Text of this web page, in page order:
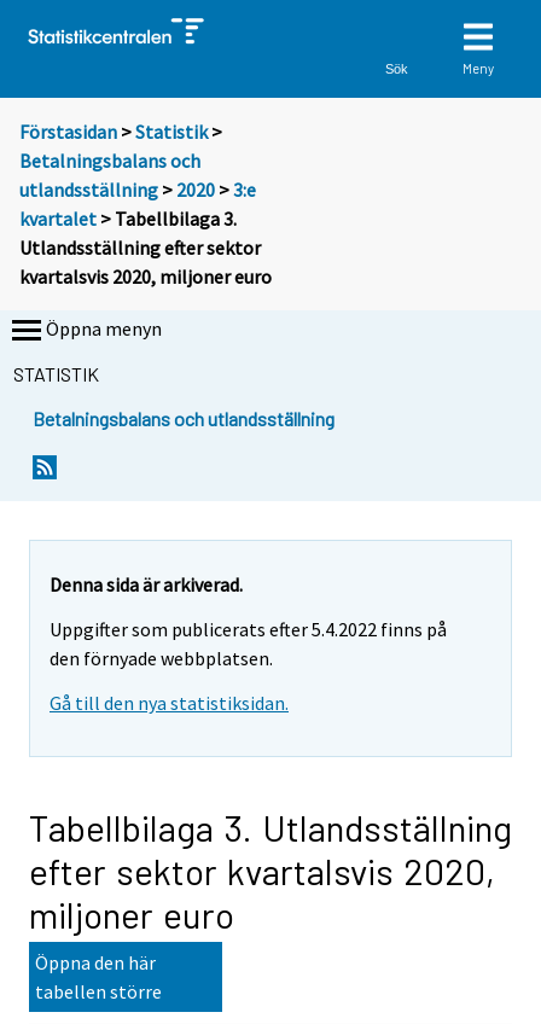
Sök Meny
Förstasidan >Statistik >
Betalningsbalans och
utlandsställning > 2020 >3:e
kvartalet > Tabellbilaga 3.
Utlandsställning efter sektor
kvartalsvis 2020, miljoner euro
Öppna menyn
STATISTIK
Betalningsbalans och utlandsställning
Denna sida är arkiverad.
Uppgifter som publicerats efter 5.4.2022 finns på
den förnyade webbplatsen.
Gå till den nya statistiksidan.
Tabellbilaga 3. Utlandsställning
efter sektor kvartalsvis 2020,
miljoner euro
Öppna den här
tabellen större